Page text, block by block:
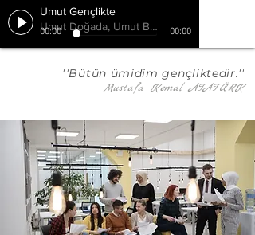
Umut Gençlikte
Umut Doğada, Umut Birlikte, Hepimizde
00:00 00:00
''Bütün ümidim gençliktedir.''
Mustafa Kemal ATATÜRK